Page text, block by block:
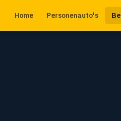
Home Personenauto's